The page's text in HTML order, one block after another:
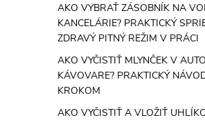
AKO VYBRAŤ ZÁSOBNÍK NA
KANCELÁRIE? PRAKTICKÝ
ZDRAVÝ PITNÝ REŽIM V PRÁCI
AKO VYČISTIŤ MLYNČEK V
KÁVOVARE? PRAKTICKÝ
KROKOM
AKO VYČISTIŤ A VLOŽIŤ
50,50 €
–22 %
Novinka